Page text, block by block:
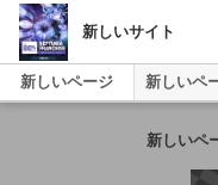
新しいサイト
新しいページ 新しいペ
新しいペ